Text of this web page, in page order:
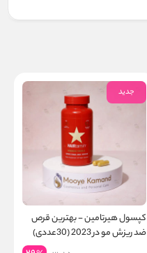
جدید
کپسول هیرتامین - بهترین قرص
ضد ریزش مو در 2023 (30عددی)